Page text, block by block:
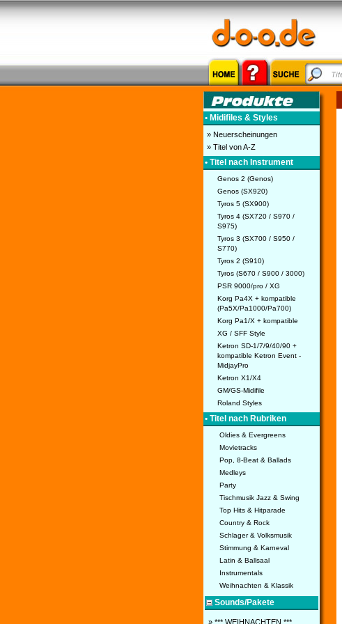
• Midifiles & Styles
» Neuerscheinungen
» Titel von A-Z
• Titel nach Instrument
Genos 2 (Genos)
Genos (SX920)
Tyros 5 (SX900)
Tyros 4 (SX720 / S970 /
S975)
Tyros 3 (SX700 / S950 /
S770)
Tyros 2 (S910)
Tyros (S670 / S900 / 3000)
PSR 9000/pro / XG
Korg Pa4X + kompatible
(Pa5X/Pa1000/Pa700)
Korg Pa1/X + kompatible
XG / SFF Style
Ketron SD-1/7/9/40/90 +
kompatible Ketron Event -
MidjayPro
Ketron X1/X4
GM/GS-Midifile
Roland Styles
• Titel nach Rubriken
Oldies & Evergreens
Movietracks
Pop, 8-Beat & Ballads
Medleys
Party
Tischmusik Jazz & Swing
Top Hits & Hitparade
Country & Rock
Schlager & Volksmusik
Stimmung & Karneval
Latin & Ballsaal
Instrumentals
Weihnachten & Klassik
Sounds/Pakete
» *** WEIHNACHTEN ***